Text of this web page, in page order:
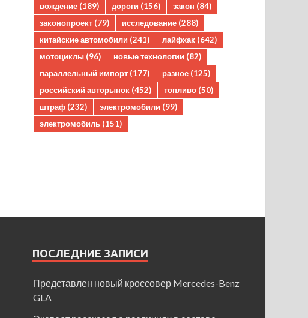
вождение (189) дороги (156) закон (84)
законопроект (79) исследование (288)
китайские автомобили (241) лайфхак (642)
мотоциклы (96) новые технологии (82)
параллельный импорт (177) разное (125)
российский авторынок (452) топливо (50)
штраф (232) электромобили (99)
электромобиль (151)
ПОСЛЕДНИЕ ЗАПИСИ
Представлен новый кроссовер Mercedes-Benz
GLA